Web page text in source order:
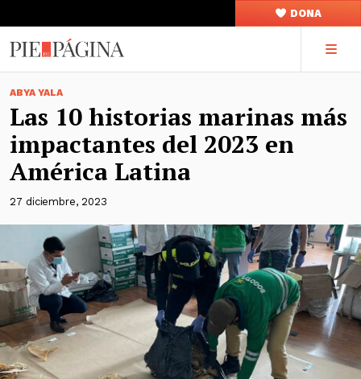
DONA
ABYA YALA
Las 10 historias marinas más
impactantes del 2023 en
América Latina
27 diciembre, 2023